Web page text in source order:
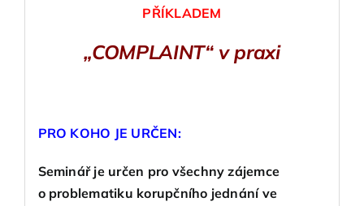
PŘÍKLADEM
„COMPLAINT“ v praxi
PRO KOHO JE URČEN:
Seminář je určen pro všechny zájemce
o problematiku korupčního jednání ve